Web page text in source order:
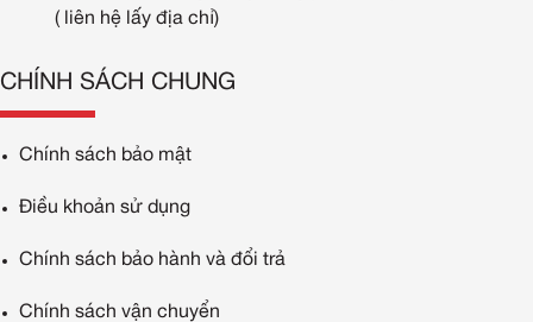
( liên hệ lấy địa chỉ)
CHÍNH SÁCH CHUNG
Chính sách bảo mật
Điều khoản sử dụng
Chính sách bảo hành và đổi trả
Chính sách vận chuyển